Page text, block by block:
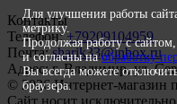
Контакты
Телефон:+79209104959
Почта:sharik33@inbox.ru
Адрес: г. Владимир, ул.
© 2026 Интернет-магазин
Сайт носит
Для улучшения работы
метрику.
Продолжая работу с
и согласны наобработку
Вы всегда можете
браузера.